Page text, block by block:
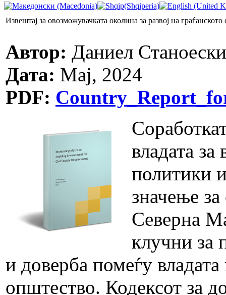
Извештај за овозможувачката околина за развој на
Автор: Даниел Станоески
Дата: Мај, 2024
PDF:
владата
политики
значење
Северна
клучни за
и доверба помеѓу
општество. Кодексот за